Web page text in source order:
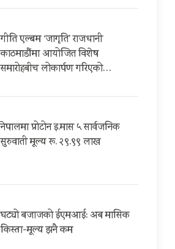
गीति एल्बम ‘जागृति’ राजधानी
काठमाडौंमा आयोजित विशेष
समारोहबीच लोकार्पण गरिएको…
नेपालमा प्रोटोन इ.मास ५ सार्वजनिक
सुरुवाती मूल्य रू. २९.९९ लाख
घट्यो बजाजको ईएमआई: अब मासिक
किस्ता-मूल्य झनै कम